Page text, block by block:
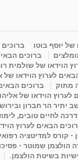
היכרות עם האני הפנימי
הלב" בהרצליה-
של יוסף בוטו
ברוכים
הוידאו של שולמית
לערוץ הוידאו
מתוק
ברוכים
לערוץ הוידאו של
יתיר הר חברון
לחיים טובים,
הבאים לערוץ
- קורס למדיטציה
הולצמן שמוטר -
בשיטת הולצמן.